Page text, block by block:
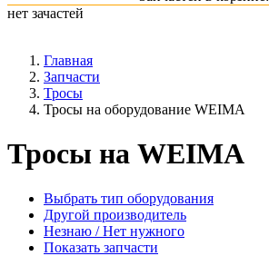
нет зачастей
Главная
Запчасти
Тросы
Тросы на оборудование WEIMA
Тросы на WEIMA
Выбрать тип оборудования
Другой производитель
Незнаю / Нет нужного
Показать запчасти